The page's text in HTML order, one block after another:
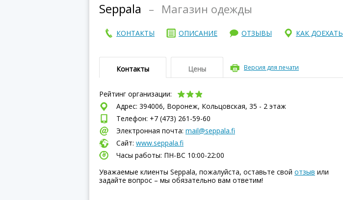
Seppala – Магазин одежды
КОНТАКТЫ ОПИСАНИЕ ОТЗЫВЫ КАК ДОЕХАТЬ
Контакты Цены Версия для печати
Рейтинг организации:
Адрес: 394006, Воронеж, Кольцовская, 35 - 2 этаж
Телефон: +7 (473) 261-59-60
Электронная почта: mail@seppala.fi
Сайт: www.seppala.fi
Часы работы: ПН-ВC 10:00-22:00
Уважаемые клиенты Seppala, пожалуйста, оставьте свой отзыв или
задайте вопрос – мы обязательно вам ответим!